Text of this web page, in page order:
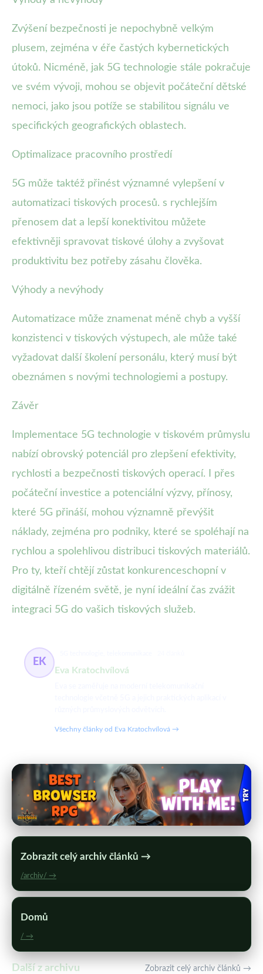
Zvýšení bezpečnosti je nepochybně velkým
plusem, zejména v éře častých kybernetických
útoků. Nicméně, jak 5G technologie stále pokračuje
ve svém vývoji, mohou se objevit počáteční dětské
nemoci, jako jsou potíže se stabilitou signálu ve
specifických geografických oblastech.
Optimalizace pracovního prostředí
5G může taktéž přinést významné vylepšení v
automatizaci tiskových procesů. s rychlejším
přenosem dat a lepší konektivitou můžete
efektivněji spravovat tiskové úlohy a zvyšovat
produktivitu bez potřeby zásahu člověka.
Výhody a nevýhody
Automatizace může znamenat méně chyb a vyšší
konzistenci v tiskových výstupech, ale může také
vyžadovat další školení personálu, který musí být
obeznámen s novými technologiemi a postupy.
Závěr
Implementace 5G technologie v tiskovém průmyslu
nabízí obrovský potenciál pro zlepšení efektivity,
rychlosti a bezpečnosti tiskových operací. I přes
počáteční investice a potenciální výzvy, přínosy,
které 5G přináší, mohou významně převýšit
náklady, zejména pro podniky, které se spoléhají na
rychlou a spolehlivou distribuci tiskových materiálů.
Pro ty, kteří chtějí zůstat konkurenceschopní v
digitálně řízeném světě, je nyní ideální čas zvážit
integraci 5G do vašich tiskových služeb.
EK
Eva Kratochvílová
Všechny články od Eva Kratochvílová →
Zobrazit celý archiv článků →
/archiv/ →
Domů
/ →
Další z archivu Zobrazit celý archiv článků →